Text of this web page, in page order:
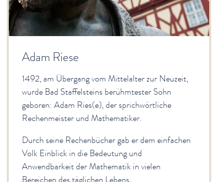
Adam Riese
1492, am Übergang vom Mittelalter zur Neuzeit,
wurde Bad Staffelsteins berühmtester Sohn
geboren: Adam Ries(e), der sprichwörtliche
Rechenmeister und Mathematiker.
Durch seine Rechenbücher gab er dem einfachen
Volk Einblick in die Bedeutung und
Anwendbarkeit der Mathematik in vielen
Bereichen des täglichen Lebens.